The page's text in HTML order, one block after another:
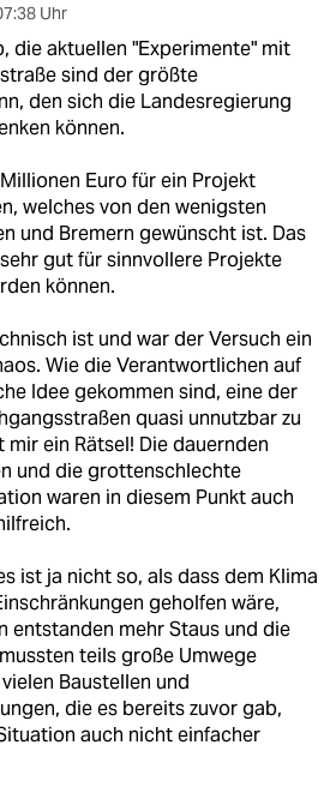
Uhr
die aktuellen "Experimente" mit
sind der größte
den sich die Landesregierung
können.
Euro für ein Projekt
welches von den wenigsten
und Bremern gewünscht ist. Das
gut für sinnvollere Projekte
können.
ist und war der Versuch ein
Wie die Verantwortlichen auf
Idee gekommen sind, eine der
quasi unnutzbar zu
mir ein Rätsel! Die dauernden
und die grottenschlechte
waren in diesem Punkt auch
ist ja nicht so, als dass dem Klima
geholfen wäre,
entstanden mehr Staus und die
teils große Umwege
Baustellen und
die es bereits zuvor gab,
auch nicht einfacher